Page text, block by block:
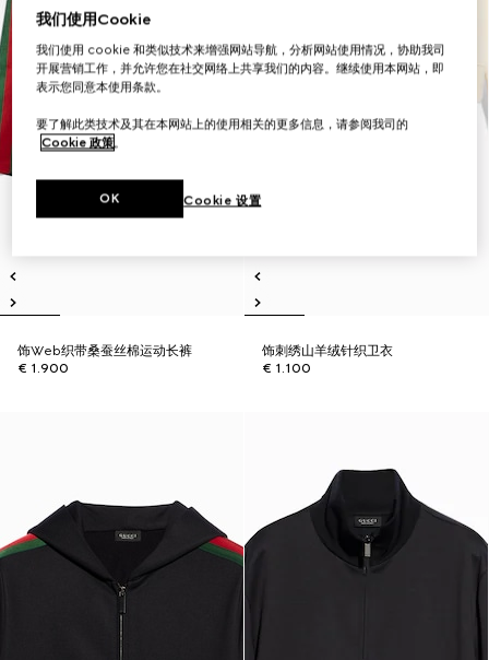
饰Web织带桑蚕丝棉运动长裤
€ 1.900
饰刺绣山羊绒针织卫衣
€ 1.100
我们使用Cookie
我们使用 cookie 和类似技术来增强网站导航，分析网站使用情况，协助我司
开展营销工作，并允许您在社交网络上共享我们的内容。继续使用本网站，即
表示您同意本使用条款。
要了解此类技术及其在本网站上的使用相关的更多信息，请参阅我司的
Cookie 政策。
Cookie 设置
OK